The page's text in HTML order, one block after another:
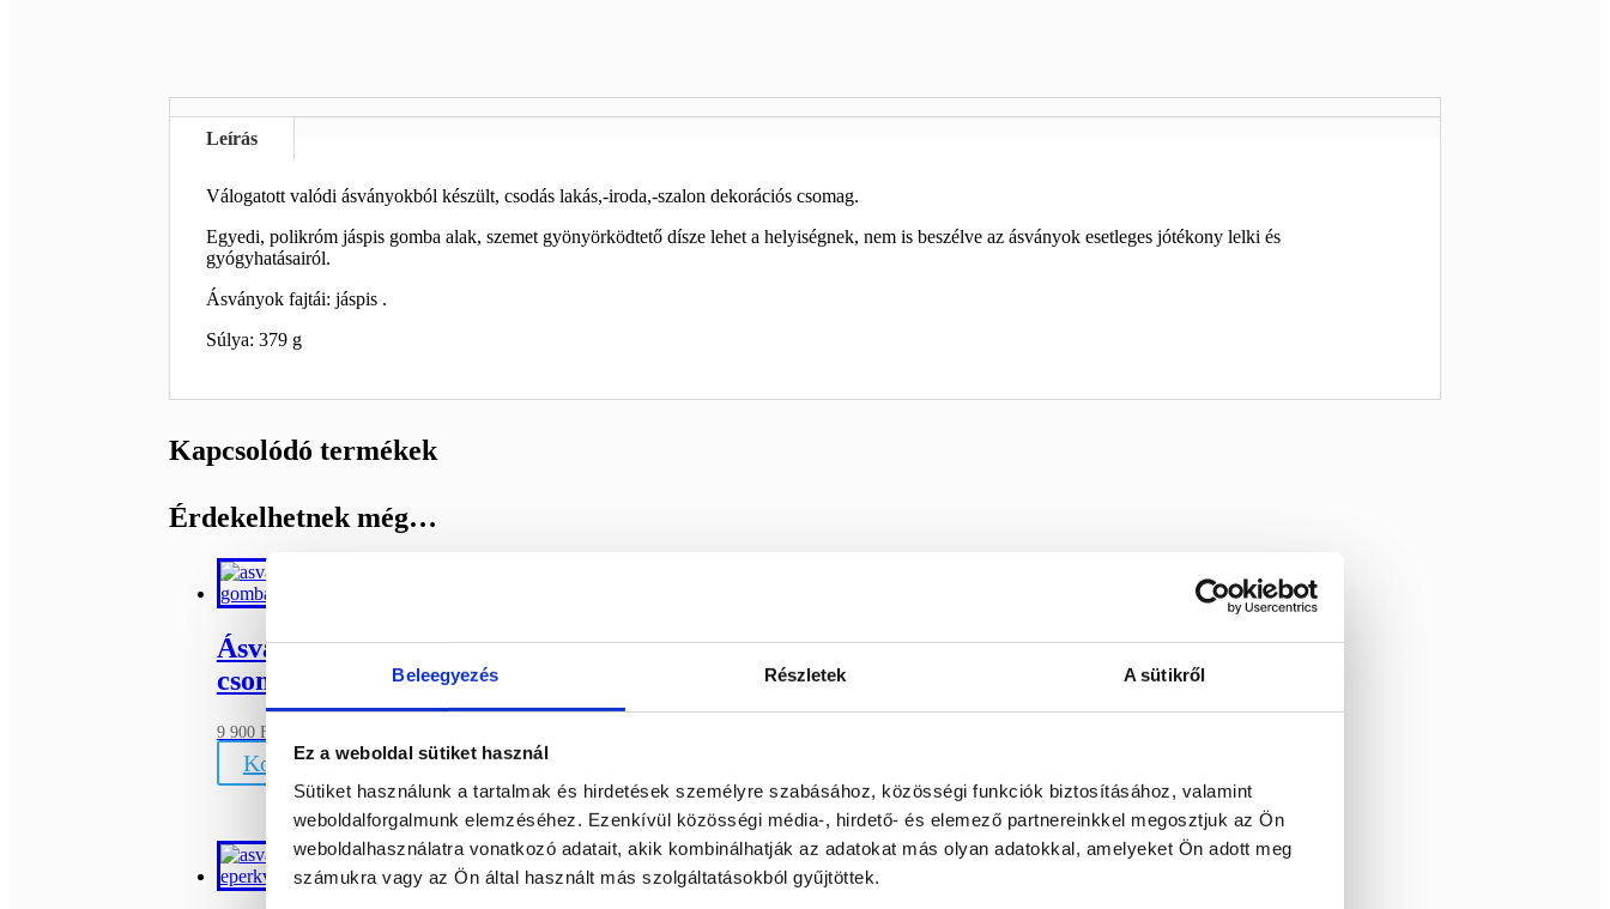
Beleegyezés Részletek A sütikről
Ez a weboldal sütiket használ
Sütiket használunk a tartalmak és hirdetések személyre szabásához, közösségi funkciók biztosításához, valamint
weboldalforgalmunk elemzéséhez. Ezenkívül közösségi média-, hirdető- és elemező partnereinkkel megosztjuk az Ön
weboldalhasználatra vonatkozó adatait, akik kombinálhatják az adatokat más olyan adatokkal, amelyeket Ön adott meg
számukra vagy az Ön által használt más szolgáltatásokból gyűjtöttek.
Leírás
Válogatott valódi ásványokból készült, csodás lakás,-iroda,-szalon dekorációs csomag.
Egyedi, polikróm jáspis gomba alak, szemet gyönyörködtető dísze lehet a helyiségnek, nem is beszélve az ásványok esetleges jótékony lelki és
gyógyhatásairól.
Ásványok fajtái: jáspis .
Súlya: 379 g
Kapcsolódó termékek
Érdekelhetnek még…
Ásvány dekorációs
csomag
9 900 Ft
Kosárba teszem